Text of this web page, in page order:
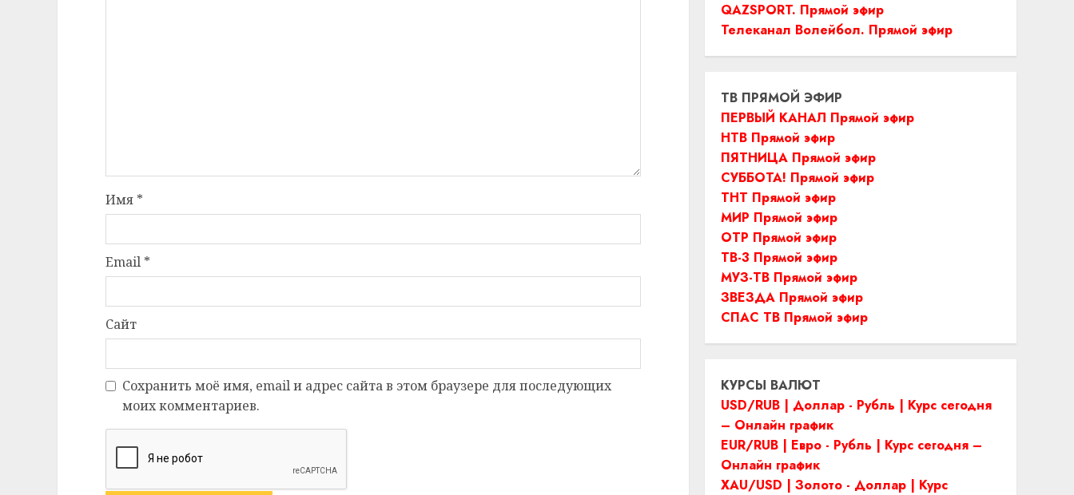
Имя *
Email *
Сайт
Сохранить моё имя, email и адрес сайта в этом браузере для последующих
моих комментариев.
QAZSPORT. Прямой эфир
Телеканал Волейбол. Прямой эфир
ТВ ПРЯМОЙ ЭФИР
ПЕРВЫЙ КАНАЛ Прямой эфир
НТВ Прямой эфир
ПЯТНИЦА Прямой эфир
СУББОТА! Прямой эфир
ТНТ Прямой эфир
МИР Прямой эфир
ОТР Прямой эфир
ТВ-3 Прямой эфир
МУЗ-ТВ Прямой эфир
ЗВЕЗДА Прямой эфир
СПАС ТВ Прямой эфир
КУРСЫ ВАЛЮТ
USD/RUB | Доллар - Рубль | Курс сегодня
– Онлайн график
EUR/RUB | Евро - Рубль | Курс сегодня –
Онлайн график
XAU/USD | Золото - Доллар | Курс